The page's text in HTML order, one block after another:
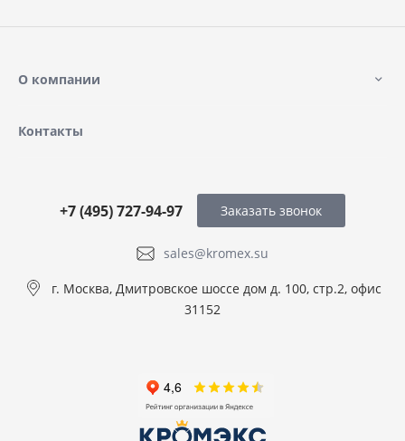
О компании
Контакты
sales@kromex.su
+7 (495) 727-94-97
г. Москва, Дмитровское шоссе дом д. 100, стр.2, офис
31152
Заказать звонок